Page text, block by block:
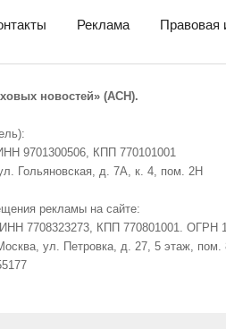
Реклама Правовая
новостей» (АСН).
9701300506, КПП 770101001
Гольяновская, д. 7А, к. 4, пом. 2Н
рекламы на сайте:
7708323273, КПП 770801001. ОГРН
ул. Петровка, д. 27, 5 этаж, пом.